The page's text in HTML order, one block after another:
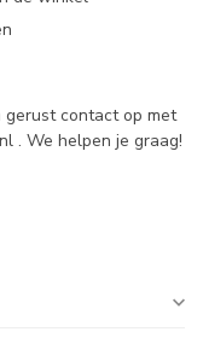
gerust contact op met
. We helpen je graag!